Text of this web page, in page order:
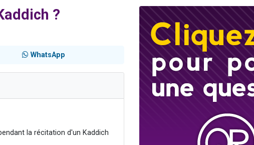
?
WhatsApp
la récitation d'un Kaddich